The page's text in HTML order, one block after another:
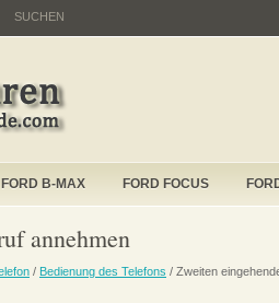
SUCHEN
FORD B-MAX FORD FOCUS
annehmen
/ Bedienung des Telefons / Zweiten